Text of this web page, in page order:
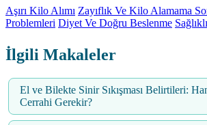
Aşırı Kilo Alımı Zayıflık Ve Kilo Alamama
Problemleri Diyet Ve Doğru Beslenme
İlgili Makaleler
El ve Bilekte Sinir Sıkışması Belirtileri:
Cerrahi Gerekir?